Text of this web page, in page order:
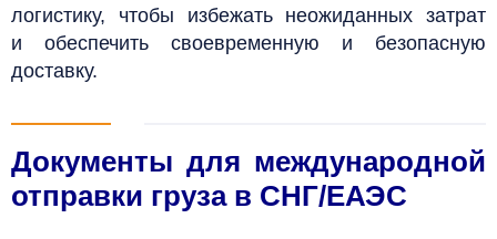
логистику, чтобы избежать неожиданных затрат
и обеспечить своевременную и безопасную
доставку.
Документы для международной
отправки груза в СНГ/ЕАЭС